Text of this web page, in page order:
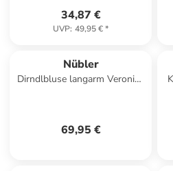
34,87 €
UVP: 49,95 €*
Nübler
Dirndlbluse langarm Veronika
69,95 €